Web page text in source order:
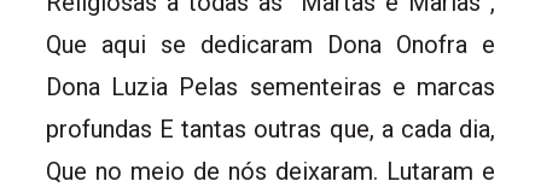
Que aqui se dedicaram Dona Onofra e
Dona Luzia Pelas sementeiras e marcas
profundas E tantas outras que, a cada dia,
Que no meio de nós deixaram. Lutaram e